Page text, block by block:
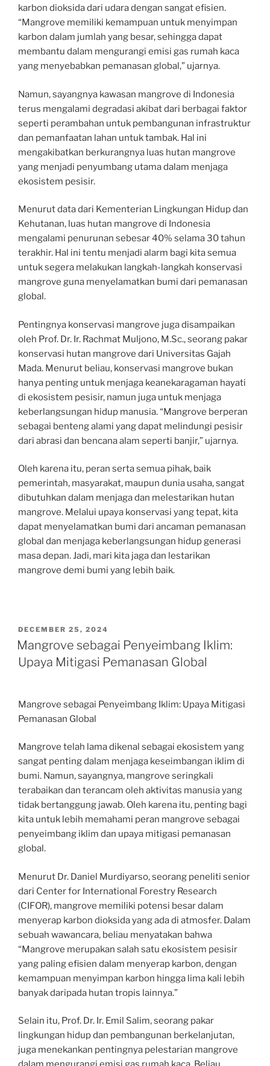
karbon dioksida dari udara dengan sangat efisien.
“Mangrove memiliki kemampuan untuk menyimpan
karbon dalam jumlah yang besar, sehingga dapat
membantu dalam mengurangi emisi gas rumah kaca
yang menyebabkan pemanasan global,” ujarnya.
Namun, sayangnya kawasan mangrove di Indonesia
terus mengalami degradasi akibat dari berbagai faktor
seperti perambahan untuk pembangunan infrastruktur
dan pemanfaatan lahan untuk tambak. Hal ini
mengakibatkan berkurangnya luas hutan mangrove
yang menjadi penyumbang utama dalam menjaga
ekosistem pesisir.
Menurut data dari Kementerian Lingkungan Hidup dan
Kehutanan, luas hutan mangrove di Indonesia
mengalami penurunan sebesar 40% selama 30 tahun
terakhir. Hal ini tentu menjadi alarm bagi kita semua
untuk segera melakukan langkah-langkah konservasi
mangrove guna menyelamatkan bumi dari pemanasan
global.
Pentingnya konservasi mangrove juga disampaikan
oleh Prof. Dr. Ir. Rachmat Muljono, M.Sc., seorang pakar
konservasi hutan mangrove dari Universitas Gajah
Mada. Menurut beliau, konservasi mangrove bukan
hanya penting untuk menjaga keanekaragaman hayati
di ekosistem pesisir, namun juga untuk menjaga
keberlangsungan hidup manusia. “Mangrove berperan
sebagai benteng alami yang dapat melindungi pesisir
dari abrasi dan bencana alam seperti banjir,” ujarnya.
Oleh karena itu, peran serta semua pihak, baik
pemerintah, masyarakat, maupun dunia usaha, sangat
dibutuhkan dalam menjaga dan melestarikan hutan
mangrove. Melalui upaya konservasi yang tepat, kita
dapat menyelamatkan bumi dari ancaman pemanasan
global dan menjaga keberlangsungan hidup generasi
masa depan. Jadi, mari kita jaga dan lestarikan
mangrove demi bumi yang lebih baik.
POSTED
ON
DECEMBER 25, 2024
Mangrove sebagai Penyeimbang Iklim:
Upaya Mitigasi Pemanasan Global
Mangrove sebagai Penyeimbang Iklim: Upaya Mitigasi
Pemanasan Global
Mangrove telah lama dikenal sebagai ekosistem yang
sangat penting dalam menjaga keseimbangan iklim di
bumi. Namun, sayangnya, mangrove seringkali
terabaikan dan terancam oleh aktivitas manusia yang
tidak bertanggung jawab. Oleh karena itu, penting bagi
kita untuk lebih memahami peran mangrove sebagai
penyeimbang iklim dan upaya mitigasi pemanasan
global.
Menurut Dr. Daniel Murdiyarso, seorang peneliti senior
dari Center for International Forestry Research
(CIFOR), mangrove memiliki potensi besar dalam
menyerap karbon dioksida yang ada di atmosfer. Dalam
sebuah wawancara, beliau menyatakan bahwa
“Mangrove merupakan salah satu ekosistem pesisir
yang paling efisien dalam menyerap karbon, dengan
kemampuan menyimpan karbon hingga lima kali lebih
banyak daripada hutan tropis lainnya.”
Selain itu, Prof. Dr. Ir. Emil Salim, seorang pakar
lingkungan hidup dan pembangunan berkelanjutan,
juga menekankan pentingnya pelestarian mangrove